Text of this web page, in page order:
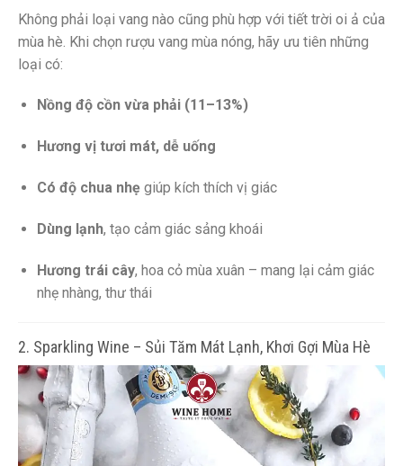
Không phải loại vang nào cũng phù hợp với tiết trời oi ả của
mùa hè. Khi chọn rượu vang mùa nóng, hãy ưu tiên những
loại có:
Nồng độ cồn vừa phải (11–13%)
Hương vị tươi mát, dễ uống
Có độ chua nhẹgiúp kích thích vị giác
Dùng lạnh, tạo cảm giác sảng khoái
Hương trái cây, hoa cỏ mùa xuân – mang lại cảm giác
nhẹ nhàng, thư thái
2. Sparkling Wine – Sủi Tăm Mát Lạnh, Khơi Gợi Mùa Hè